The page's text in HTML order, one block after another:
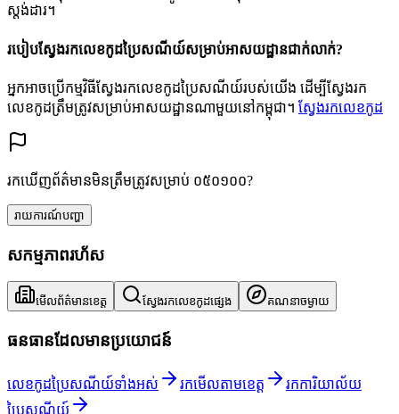
ស្តង់ដារ។
របៀបស្វែងរកលេខកូដប្រៃសណីយ៍សម្រាប់អាសយដ្ឋានជាក់លាក់?
អ្នកអាចប្រើកម្មវិធីស្វែងរកលេខកូដប្រៃសណីយ៍របស់យើង ដើម្បីស្វែងរក
លេខកូដត្រឹមត្រូវសម្រាប់អាសយដ្ឋានណាមួយនៅកម្ពុជា។ ស្វែងរកលេខកូដ
រកឃើញព័ត៌មានមិនត្រឹមត្រូវសម្រាប់ ០៥០១០០?
រាយការណ៍បញ្ហា
សកម្មភាពរហ័ស
មើលព័ត៌មានខេត្ត ស្វែងរកលេខកូដផ្សេង គណនាចម្ងាយ
ធនធានដែលមានប្រយោជន៍
លេខកូដប្រៃសណីយ៍ទាំងអស់ រកមើលតាមខេត្ត
រកការិយាល័យ
ប្រៃសណីយ៍